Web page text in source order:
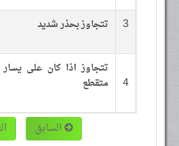
3 تتجاوز بحذر شديد
4
تتجاوز اذا كان على
متقطع
السابق